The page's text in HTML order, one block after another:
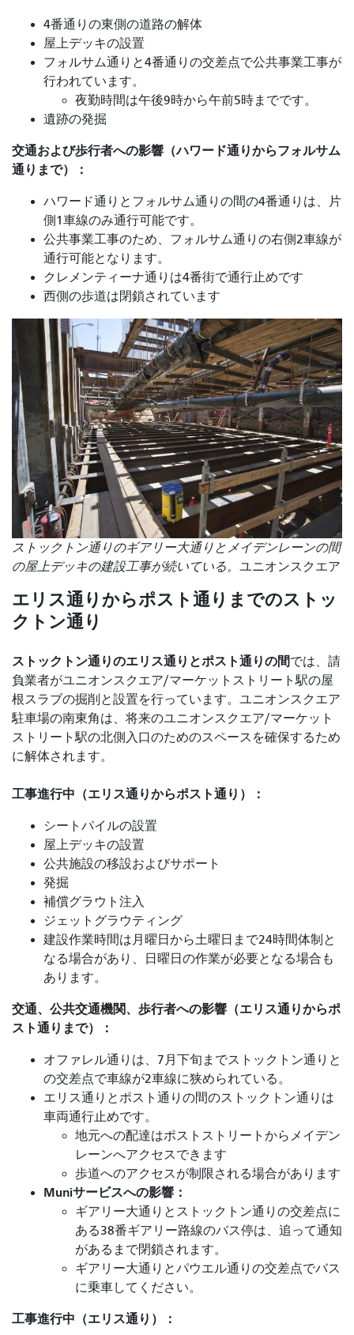
4番通りの東側の道路の解体
屋上デッキの設置
フォルサム通りと4番通りの交差点で公共事業工事が
行われています。
夜勤時間は午後9時から午前5時までです。
遺跡の発掘
交通および歩行者への影響（ハワード通りからフォルサム
通りまで）：
ハワード通りとフォルサム通りの間の4番通りは、片
側1車線のみ通行可能です。
公共事業工事のため、フォルサム通りの右側2車線が
通行可能となります。
クレメンティーナ通りは4番街で通行止めです
西側の歩道は閉鎖されています
ストックトン通りのギアリー大通りとメイデンレーンの間
の屋上デッキの建設工事が続いている。 ユニオンスクエア
エリス通りからポスト通りまでのストッ
クトン通り
ストックトン通りのエリス通りとポスト通りの間では、請
負業者がユニオンスクエア/マーケットストリート駅の屋
根スラブの掘削と設置を行っています。ユニオンスクエア
駐車場の南東角は、将来のユニオンスクエア/マーケット
ストリート駅の北側入口のためのスペースを確保するため
に解体されます。
工事進行中（エリス通りからポスト通り）：
シートパイルの設置
屋上デッキの設置
公共施設の移設およびサポート
発掘
補償グラウト注入
ジェットグラウティング
建設作業時間は月曜日から土曜日まで24時間体制と
なる場合があり、日曜日の作業が必要となる場合も
あります。
交通、公共交通機関、歩行者への影響（エリス通りからポ
スト通りまで）：
オファレル通りは、7月下旬までストックトン通りと
の交差点で車線が2車線に狭められている。
エリス通りとポスト通りの間のストックトン通りは
車両通行止めです。
地元への配達はポストストリートからメイデン
レーンへアクセスできます
歩道へのアクセスが制限される場合があります
Muniサービスへの影響：
ギアリー大通りとストックトン通りの交差点に
ある38番ギアリー路線のバス停は、追って通知
があるまで閉鎖されます。
ギアリー大通りとパウエル通りの交差点でバス
に乗車してください。
工事進行中（エリス通り）：